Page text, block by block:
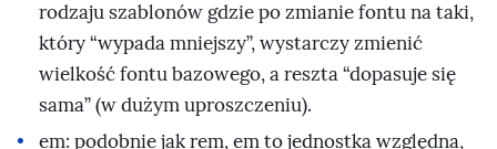
rodzaju szablonów gdzie po zmianie fontu na taki,
który “wypada mniejszy”, wystarczy zmienić
wielkość fontu bazowego, a reszta “dopasuje się
sama” (w dużym uproszczeniu).
em: podobnie jak rem, em to jednostka względna,